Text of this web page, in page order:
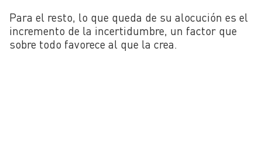
Para el resto, lo que queda de su alocución es el
incremento de la incertidumbre, un factor que
sobre todo favorece al que la crea.